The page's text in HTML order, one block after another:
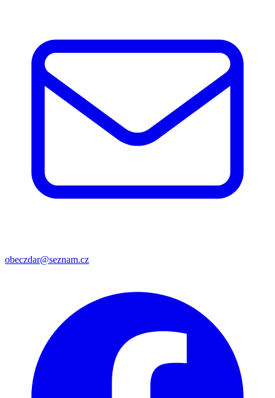
obeczdar@seznam.cz